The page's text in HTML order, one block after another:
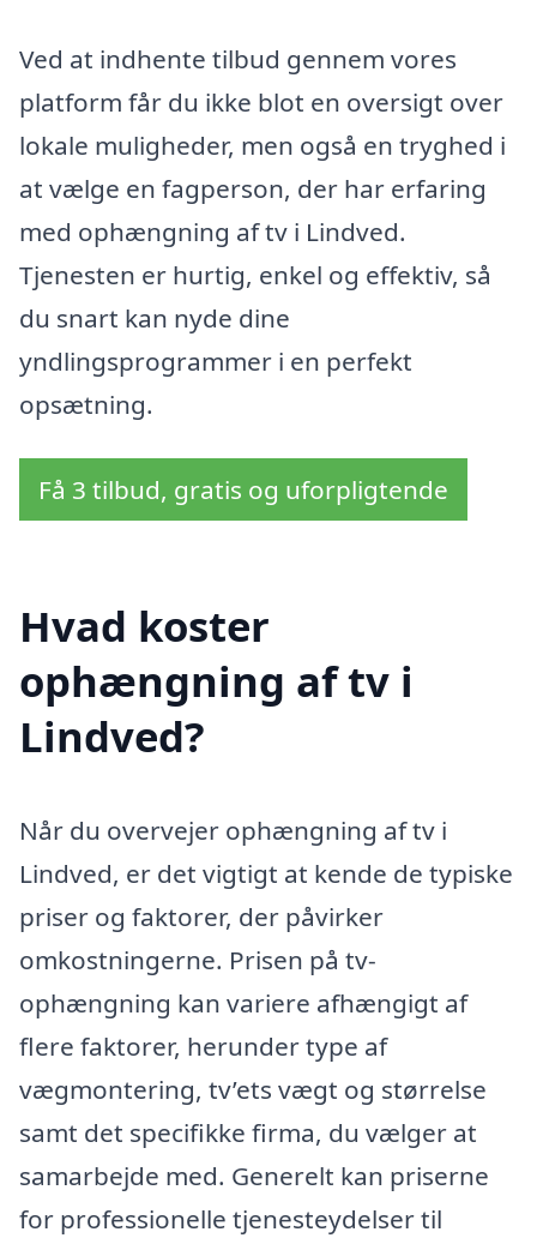
Ved at indhente tilbud gennem vores
platform får du ikke blot en oversigt over
lokale muligheder, men også en tryghed i
at vælge en fagperson, der har erfaring
med ophængning af tv i Lindved.
Tjenesten er hurtig, enkel og effektiv, så
du snart kan nyde dine
yndlingsprogrammer i en perfekt
opsætning.
Få 3 tilbud, gratis og uforpligtende
Hvad koster
ophængning af tv i
Lindved?
Når du overvejer ophængning af tv i
Lindved, er det vigtigt at kende de typiske
priser og faktorer, der påvirker
omkostningerne. Prisen på tv-
ophængning kan variere afhængigt af
flere faktorer, herunder type af
vægmontering, tv’ets vægt og størrelse
samt det specifikke firma, du vælger at
samarbejde med. Generelt kan priserne
for professionelle tjenesteydelser til